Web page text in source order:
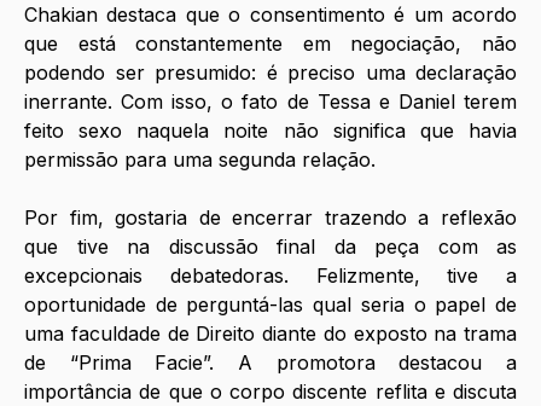
Chakian destaca que o consentimento é um acordo
que está constantemente em negociação, não
podendo ser presumido: é preciso uma declaração
inerrante. Com isso, o fato de Tessa e Daniel terem
feito sexo naquela noite não significa que havia
permissão para uma segunda relação.
Por fim, gostaria de encerrar trazendo a reflexão
que tive na discussão final da peça com as
excepcionais debatedoras. Felizmente, tive a
oportunidade de perguntá-las qual seria o papel de
uma faculdade de Direito diante do exposto na trama
de “Prima Facie”. A promotora destacou a
importância de que o corpo discente reflita e discuta